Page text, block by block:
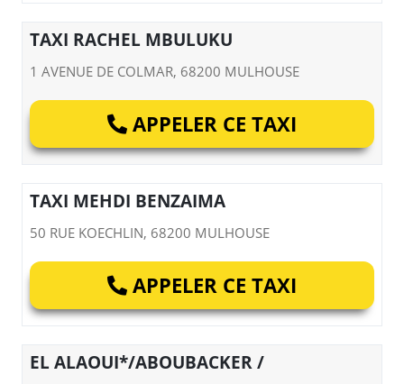
TAXI RACHEL MBULUKU
1 AVENUE DE COLMAR, 68200 MULHOUSE
APPELER CE TAXI
TAXI MEHDI BENZAIMA
50 RUE KOECHLIN, 68200 MULHOUSE
APPELER CE TAXI
EL ALAOUI*/ABOUBACKER /